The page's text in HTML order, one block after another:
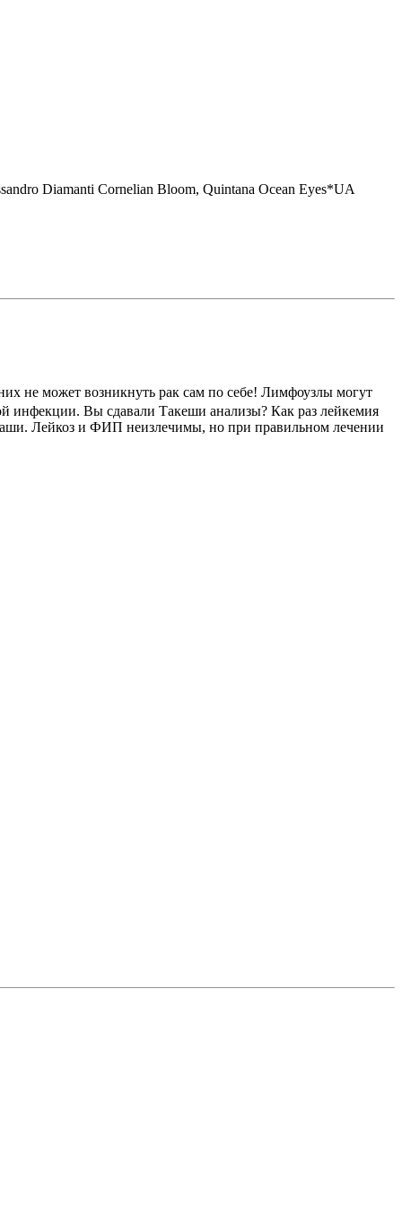
Diamanti Cornelian Bloom, Quintana Ocean Eyes*UA
не может возникнуть рак сам по себе! Лимфоузлы могут
инфекции. Вы сдавали Такеши анализы? Как раз лейкемия
Лейкоз и ФИП неизлечимы, но при правильном лечении